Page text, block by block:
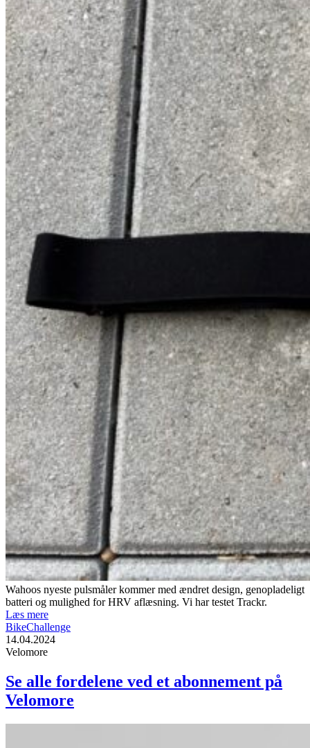
Wahoos nyeste pulsmåler kommer med ændret design, genopladeligt
batteri og mulighed for HRV aflæsning. Vi har testet Trackr.
Læs mere
BikeChallenge
14.04.2024
Velomore
Se alle fordelene ved et abonnement på
Velomore